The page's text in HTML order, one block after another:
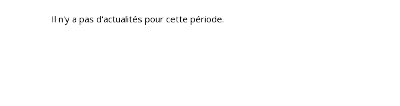
Il n'y a pas d'actualités pour cette période.